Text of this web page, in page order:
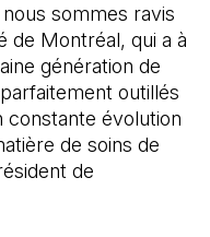
sommes ravis
de Montréal, qui a à
génération de
outillés
constante évolution
de soins de
de